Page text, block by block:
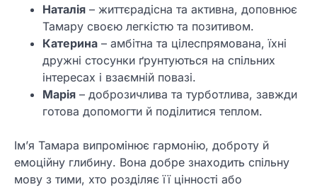
Наталія – життєрадісна та активна, доповнює
Тамару своєю легкістю та позитивом.
Катерина – амбітна та цілеспрямована, їхні
дружні стосунки ґрунтуються на спільних
інтересах і взаємній повазі.
Марія – доброзичлива та турботлива, завжди
готова допомогти й поділитися теплом.
Ім’я Тамара випромінює гармонію, доброту й
емоційну глибину. Вона добре знаходить спільну
мову з тими, хто розділяє її цінності або